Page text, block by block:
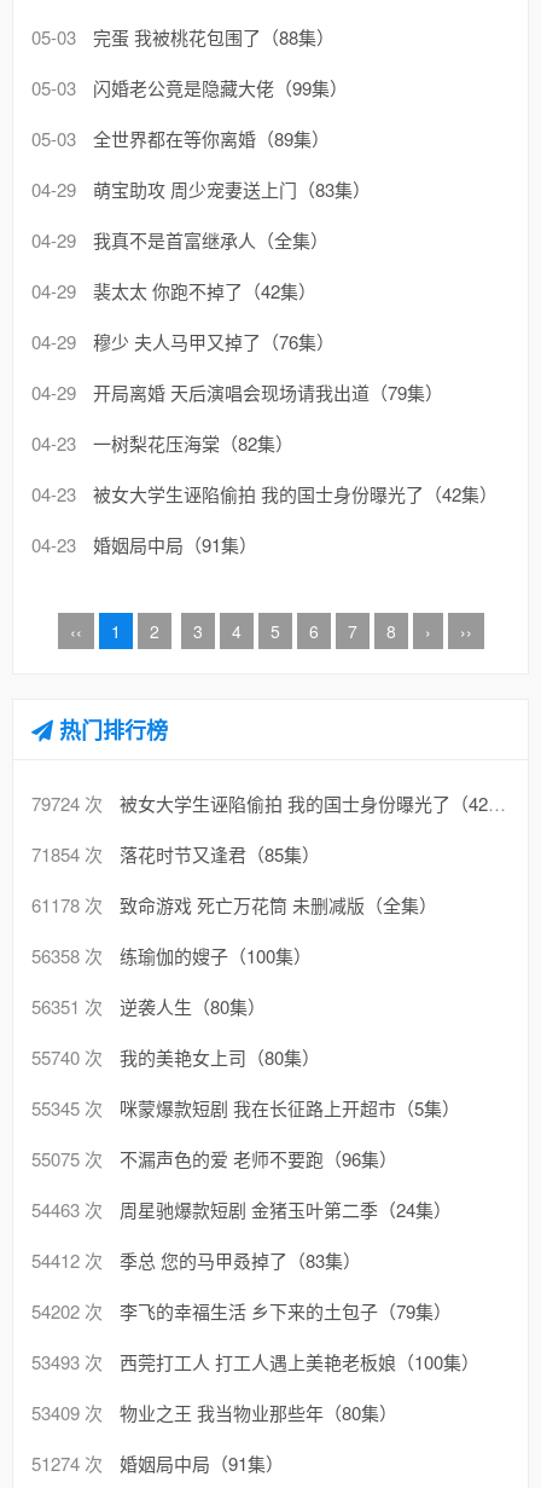
05-03
完蛋 我被桃花包围了（88集）
05-03
闪婚老公竟是隐藏大佬（99集）
05-03
全世界都在等你离婚（89集）
04-29
萌宝助攻 周少宠妻送上门（83集）
04-29
我真不是首富继承人（全集）
04-29
裴太太 你跑不掉了（42集）
04-29
穆少 夫人马甲又掉了（76集）
04-29
开局离婚 天后演唱会现场请我出道（79集）
04-23
一树梨花压海棠（82集）
04-23
被女大学生诬陷偷拍 我的国士身份曝光了（42集）
04-23
婚姻局中局（91集）
‹‹ 1 2 3 4 5 6 7 8 › ››
热门排行榜
79724 次
被女大学生诬陷偷拍 我的国士身份曝光了（42集）
71854 次
落花时节又逢君（85集）
61178 次
致命游戏 死亡万花筒 未删减版（全集）
56358 次
练瑜伽的嫂子（100集）
56351 次
逆袭人生（80集）
55740 次
我的美艳女上司（80集）
55345 次
咪蒙爆款短剧 我在长征路上开超市（5集）
55075 次
不漏声色的爱 老师不要跑（96集）
54463 次
周星驰爆款短剧 金猪玉叶第二季（24集）
54412 次
季总 您的马甲叒掉了（83集）
54202 次
李飞的幸福生活 乡下来的土包子（79集）
53493 次
西莞打工人 打工人遇上美艳老板娘（100集）
53409 次
物业之王 我当物业那些年（80集）
51274 次
婚姻局中局（91集）